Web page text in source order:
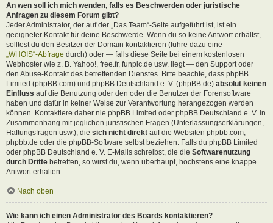
An wen soll ich mich wenden, falls es Beschwerden oder juristische
Anfragen zu diesem Forum gibt?
Jeder Administrator, der auf der „Das Team“-Seite aufgeführt ist, ist ein
geeigneter Kontakt für deine Beschwerde. Wenn du so keine Antwort erhältst,
solltest du den Besitzer der Domain kontaktieren (führe dazu eine
„WHOIS“-Abfrage durch) oder — falls diese Seite bei einem kostenlosen
Webhoster wie z. B. Yahoo!, free.fr, funpic.de usw. liegt — den Support oder
den Abuse-Kontakt des betreffenden Dienstes. Bitte beachte, dass phpBB
Limited (phpBB.com) und phpBB Deutschland e. V. (phpBB.de) absolut keinen
Einfluss auf die Benutzung oder den oder die Benutzer der Forensoftware
haben und dafür in keiner Weise zur Verantwortung herangezogen werden
können. Kontaktiere daher nie phpBB Limited oder phpBB Deutschland e. V. in
Zusammenhang mit jeglichen juristischen Fragen (Unterlassungserklärungen,
Haftungsfragen usw.), die sich nicht direkt auf die Websiten phpbb.com,
phpbb.de oder die phpBB-Software selbst beziehen. Falls du phpBB Limited
oder phpBB Deutschland e. V. E-Mails schreibst, die die Softwarenutzung
durch Dritte betreffen, so wirst du, wenn überhaupt, höchstens eine knappe
Antwort erhalten.
Nach oben
Wie kann ich einen Administrator des Boards kontaktieren?